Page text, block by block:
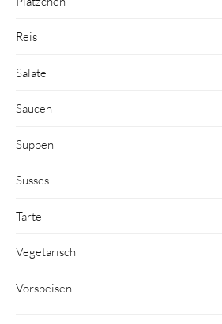
Reis
Salate
Saucen
Suppen
Süsses
Tarte
Vegetarisch
Vorspeisen